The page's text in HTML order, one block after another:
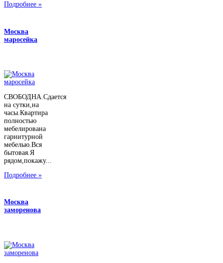
Подробнее »
Москва
маросейка
СВОБОДНА.Сдается
на сутки,на
часы.Квартира
полностью
мебелирована
гарнитурной
мебелью.Вся
бытовая.Я
рядом,покажу...
Подробнее »
Москва
заморенова